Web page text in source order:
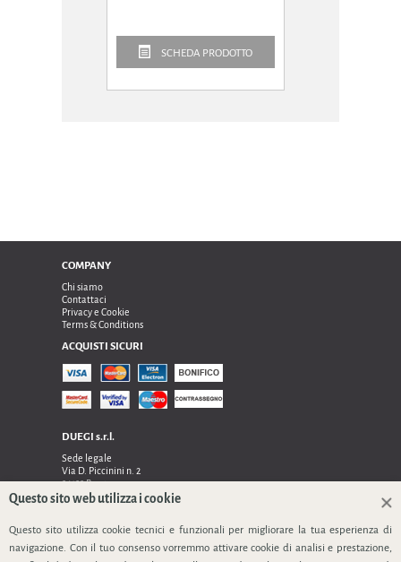
SCHEDA PRODOTTO
COMPANY
Chi siamo
Contattaci
Privacy e Cookie
Terms & Conditions
ACQUISTI SICURI
DUEGI s.r.l.
Sede legale
Via D. Piccinini n. 2
24122 Bergamo
Sede operativa e amministrativa:
24048 Treviolo (Bg)
TEL 0354128024, FAX 0354129132
P.IVA 03535240166
Questo sito web utilizza i cookie
Questo sito utilizza cookie tecnici e funzionali per migliorare la tua esperienza di
navigazione. Con il tuo consenso vorremmo attivare cookie di analisi e prestazione,